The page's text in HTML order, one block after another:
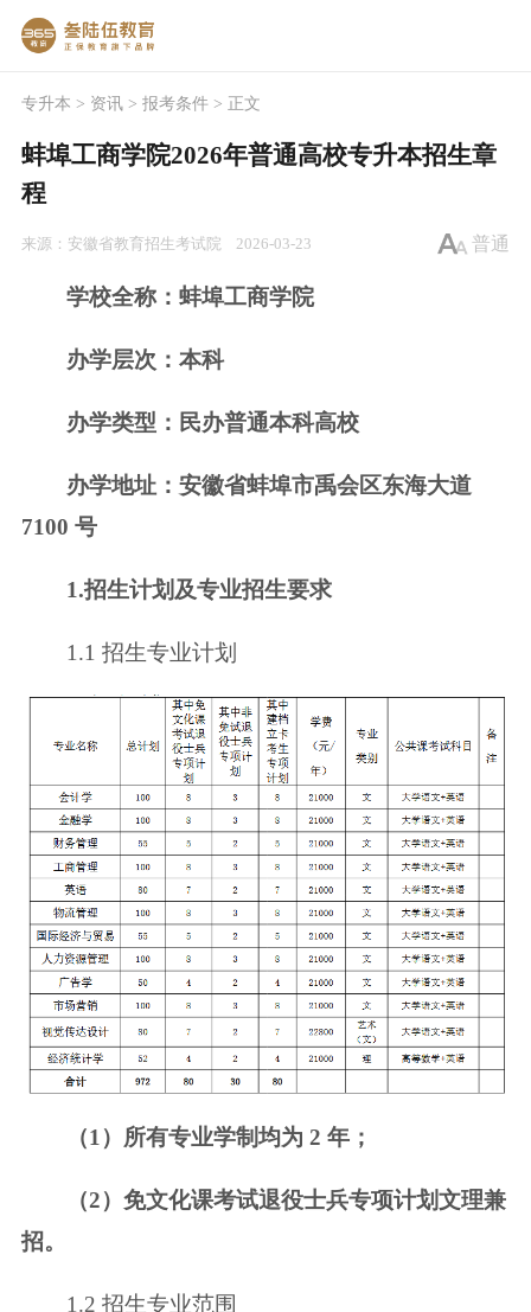
专升本 > 资讯> 报考条件 > 正文
蚌埠工商学院2026年普通高校专升本招生章
程
来源： 安徽省教育招生考试院 2026-03-23 普通
学校全称：蚌埠工商学院
办学层次：本科
办学类型：民办普通本科高校
办学地址：安徽省蚌埠市禹会区东海大道
7100 号
1.招生计划及专业招生要求
1.1 招生专业计划
（1）所有专业学制均为 2 年；
（2）免文化课考试退役士兵专项计划文理兼
招。
1.2 招生专业范围